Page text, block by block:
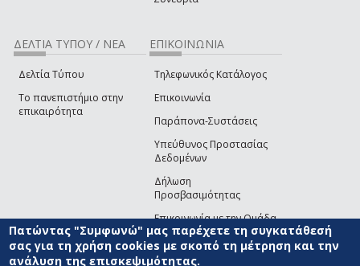
ΔΕΛΤΙΑ ΤΥΠΟΥ / ΝΕΑ
Δελτία Τύπου
Το πανεπιστήμιο στην
επικαιρότητα
ΕΠΙΚΟΙΝΩΝΙΑ
Τηλεφωνικός Κατάλογος
Επικοινωνία
Παράπονα-Συστάσεις
Υπεύθυνος Προστασίας
Δεδομένων
Δήλωση
Προσβασιμότητας
Επικοινωνία με την Ομάδα
Ανάπτυξης του site(link sends e-mail)
© ΠΑΝΕΠΙΣΤΗΜΙΟ ΑΙΓΑΙΟΥ ΟΡΟΙ ΧΡΗΣΗΣ
Πατώντας "Συμφωνώ" μας παρέχετε τη συγκατάθεσή
σας για τη χρήση cookies με σκοπό τη μέτρηση και την
ανάλυση της επισκεψιμότητας.